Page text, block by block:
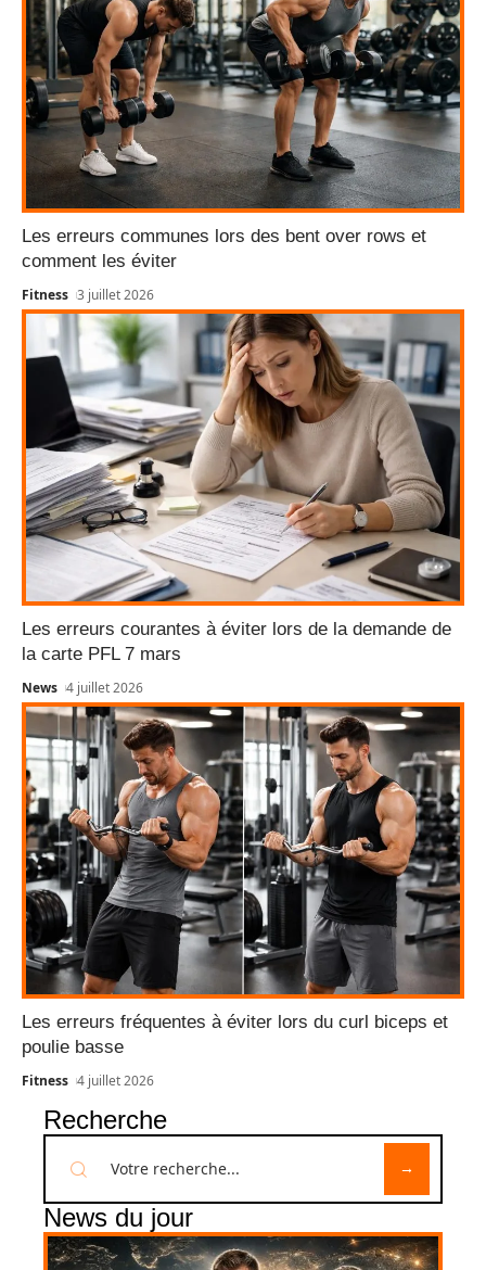
Les erreurs communes lors des bent over rows et
comment les éviter
Fitness 3 juillet 2026
Les erreurs courantes à éviter lors de la demande de
la carte PFL 7 mars
News 4 juillet 2026
Les erreurs fréquentes à éviter lors du curl biceps et
poulie basse
Fitness 4 juillet 2026
Recherche
News du jour